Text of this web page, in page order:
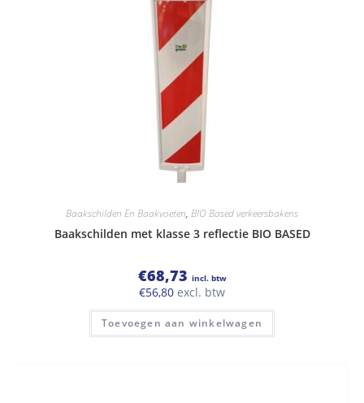
Baakschilden En Baakvoeten, BIO Based verkeersbakens
Baakschilden met klasse 3 reflectie BIO BASED
€68,73 incl. btw
€56,80 excl. btw
Toevoegen aan winkelwagen